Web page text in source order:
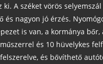
ki. A széket vörös
és nagyon jó érzés.
is van, a kormánya bőr,
és 10 hüvelykes
és bővíthető